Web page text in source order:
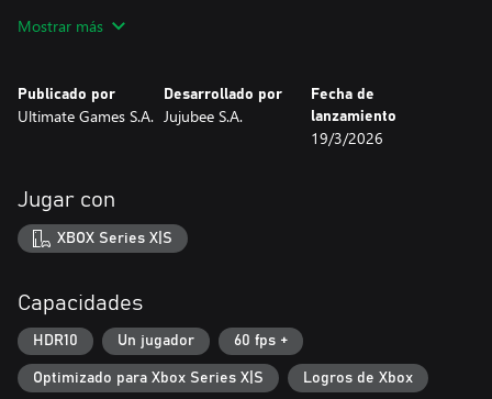
mundo! Sistema de gestión ampliado Crea una utopía comunista,
700 proyectos y tecnologías entre los que elegir, tú decides el
camino hacia la grandeza.
establecer nuevas rutas comerciales o acceso militar a regiones
vecinas. Con una IA completamente rediseñada y nuevos
sistemas de favor e inversión que te permiten influir en otros
países, la diplomacia vuelve a ser una herramienta crucial,
negociadores difíciles.
Espionaje avanzado Lleva a cabo acciones clandestinas con tus
espías, roba tecnologías innovadoras para aumentar aún más tu
poder militar e inventa nuevas formas de destrucción masiva.
Mostrar más
Publicado por
Ultimate Games S.A.
Desarrollado por
Jujubee S.A.
Fecha de
lanzamiento
19/3/2026
Jugar con
XBOX Series X|S
Capacidades
HDR10 Un jugador 60 fps +
Optimizado para Xbox Series X|S Logros de Xbox